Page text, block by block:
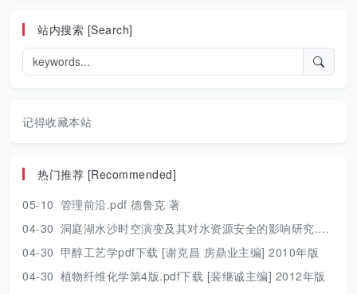
站内搜索 [Search]
记得收藏本站
热门推荐 [Recommended]
05-10 管理前沿.pdf 德鲁克 著
04-30 洞庭湖水沙时空演变及其对水资源安全的影响研究.pdf 胡光伟 著 2017年版
04-30 甲醇工艺学pdf下载 [谢克昌 房鼎业主编] 2010年版
04-30 植物纤维化学第4版.pdf下载 [裴继诚主编] 2012年版